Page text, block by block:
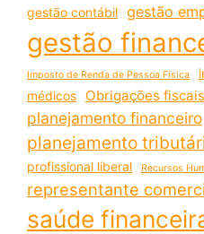
gestão contábil gestão
gestão
Imposto de Renda de Pessoa Física
médicos
Obrigações fiscais
planejamento financeiro
planejamento
profissional liberal Recursos
representante
saúde